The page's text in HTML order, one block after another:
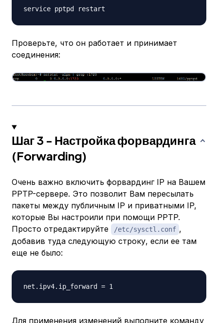
Проверьте, что он работает и принимает
соединения:
Шаг 3 - Настройка форвардинга
(Forwarding)
Очень важно включить форвардинг IP на Вашем
PPTP-сервере. Это позволит Вам пересылать
пакеты между публичным IP и приватными IP,
которые Вы настроили при помощи PPTP.
Просто отредактируйте
/etc/sysctl.conf ,
добавив туда следующую строку, если ее там
еще не было:
Для применения изменений выполните команду